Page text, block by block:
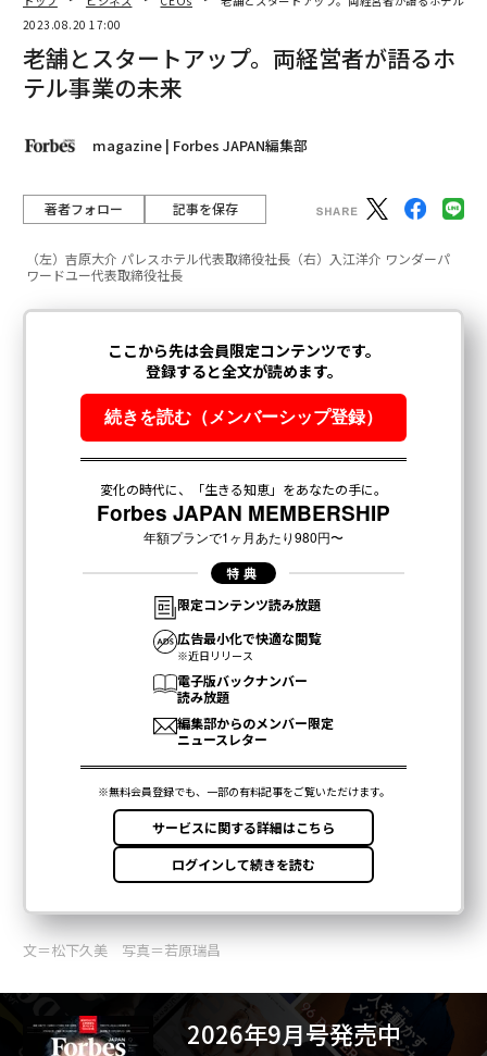
2023.08.20 17:00
老舗とスタートアップ。両経営者が語るホ
テル事業の未来
magazine | Forbes JAPAN編集部
著者フォロー 記事を保存
（左）吉原大介 パレスホテル代表取締役社長（右）入江洋介 ワンダーパ
ワードユー代表取締役社長
文＝松下久美 写真＝若原瑞昌
2026年9月号発売中